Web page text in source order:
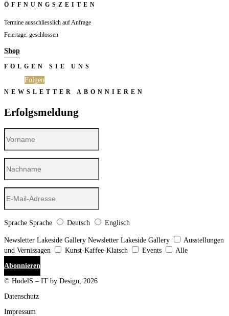
ÖFFNUNGSZEITEN
Termine ausschliesslich auf Anfrage
Feiertage: geschlossen
Shop
FOLGEN SIE UNS
Folgen
NEWSLETTER ABONNIEREN
Erfolgsmeldung
Sprache Sprache Deutsch Englisch
Newsletter Lakeside Gallery Newsletter Lakeside Gallery
Ausstellungen
und Vernissagen
Kunst-Kaffee-Klatsch Events
Alle
Abonnieren
© HodelS – IT by Design, 2026
Datenschutz
Impressum